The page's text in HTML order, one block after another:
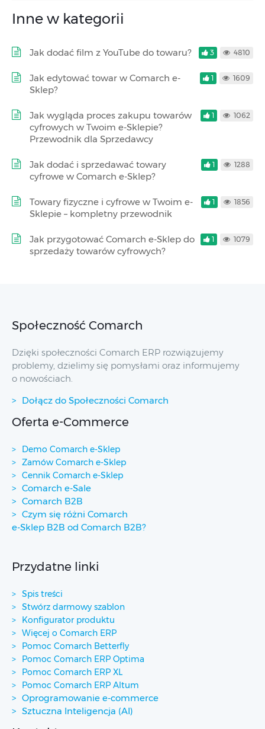
Inne w kategorii
Jak dodać film z YouTube do towaru? 3 4810
Jak edytować towar w Comarch e-
Sklep?
1 1609
Jak wygląda proces zakupu towarów
cyfrowych w Twoim e-Sklepie?
Przewodnik dla Sprzedawcy
1 1062
Jak dodać i sprzedawać towary
cyfrowe w Comarch e-Sklep?
1 1288
Towary fizyczne i cyfrowe w Twoim e-
Sklepie – kompletny przewodnik
1 1856
Jak przygotować Comarch e-Sklep do
sprzedaży towarów cyfrowych?
1 1079
Społeczność Comarch
Dzięki społeczności Comarch ERP rozwiązujemy
problemy, dzielimy się pomysłami oraz informujemy
o nowościach.
Dołącz do Społeczności Comarch
Oferta e-Commerce
Demo Comarch e-Sklep
Zamów Comarch e-Sklep
Cennik Comarch e-Sklep
Comarch e-Sale
Comarch B2B
Czym się różni Comarch
e-Sklep B2B od Comarch B2B?
Przydatne linki
Spis treści
Stwórz darmowy szablon
Konfigurator produktu
Więcej o Comarch ERP
Pomoc Comarch Betterfly
Pomoc Comarch ERP Optima
Pomoc Comarch ERP XL
Pomoc Comarch ERP Altum
Oprogramowanie e-commerce
Sztuczna Inteligencja (AI)